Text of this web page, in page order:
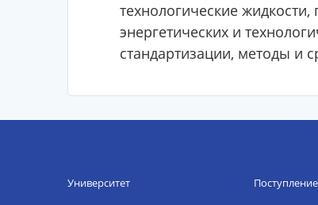
технологические
энергетических и
стандартизации, методы и
Университет Поступление